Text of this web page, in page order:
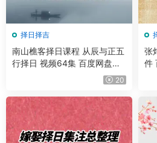
择日择吉
南山樵客择日课程 从辰与正五
行择日 视频64集 百度网盘分
20
张
件